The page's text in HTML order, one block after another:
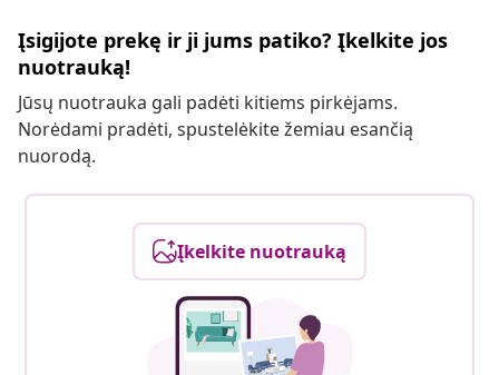
Įsigijote prekę ir ji jums patiko? Įkelkite jos
nuotrauką!
Jūsų nuotrauka gali padėti kitiems pirkėjams.
Norėdami pradėti, spustelėkite žemiau esančią
nuorodą.
Įkelkite nuotrauką